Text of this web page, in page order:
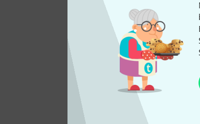
Das Thon
übersichtlich
ist, erübrigen sich
Aluschutzkanten